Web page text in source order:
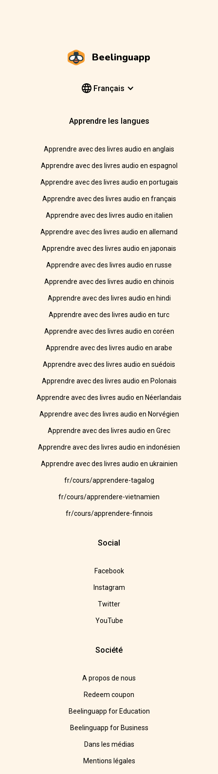
Beelinguapp
Français
Apprendre les langues
Apprendre avec des livres audio en anglais
Apprendre avec des livres audio en espagnol
Apprendre avec des livres audio en portugais
Apprendre avec des livres audio en français
Apprendre avec des livres audio en italien
Apprendre avec des livres audio en allemand
Apprendre avec des livres audio en japonais
Apprendre avec des livres audio en russe
Apprendre avec des livres audio en chinois
Apprendre avec des livres audio en hindi
Apprendre avec des livres audio en turc
Apprendre avec des livres audio en coréen
Apprendre avec des livres audio en arabe
Apprendre avec des livres audio en suédois
Apprendre avec des livres audio en Polonais
Apprendre avec des livres audio en Néerlandais
Apprendre avec des livres audio en Norvégien
Apprendre avec des livres audio en Grec
Apprendre avec des livres audio en indonésien
Apprendre avec des livres audio en ukrainien
fr/cours/apprendere-tagalog
fr/cours/apprendere-vietnamien
fr/cours/apprendere-finnois
Social
Facebook
Instagram
Twitter
YouTube
Société
A propos de nous
Redeem coupon
Beelinguapp for Education
Beelinguapp for Business
Dans les médias
Mentions légales